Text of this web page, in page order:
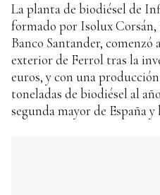
La planta de biodiésel de
formado por Isolux
Banco Santander, comenzó
exterior de Ferrol tras la
euros, y con una
toneladas de biodiésel al
segunda mayor de España